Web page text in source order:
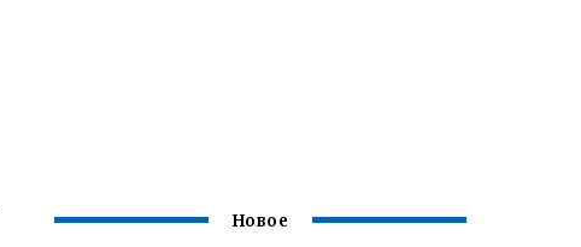
Новое